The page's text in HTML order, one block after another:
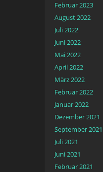
Februar 2023
August 2022
Juli 2022
Juni 2022
Mai 2022
April 2022
März 2022
Februar 2022
Januar 2022
Dezember 2021
September 2021
Juli 2021
Juni 2021
Februar 2021